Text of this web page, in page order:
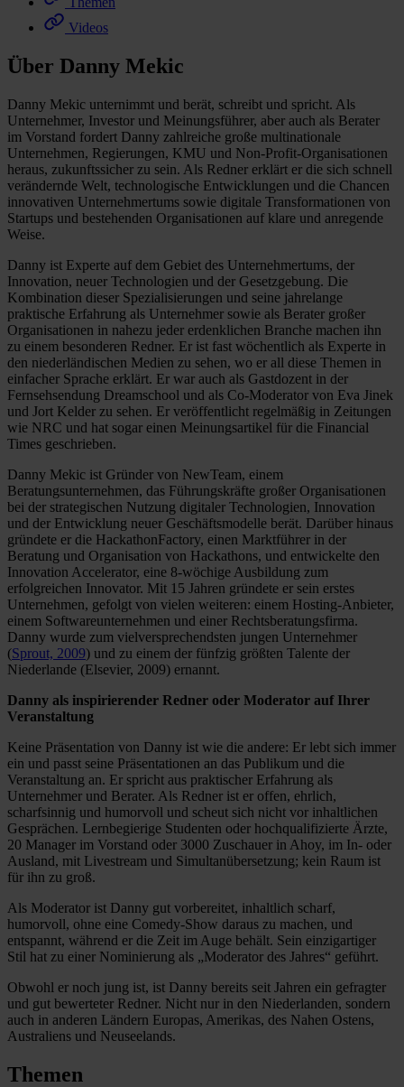
Videos
Über Danny Mekic
Danny Mekic unternimmt und berät, schreibt und spricht. Als
Unternehmer, Investor und Meinungsführer, aber auch als Berater
im Vorstand fordert Danny zahlreiche große multinationale
Unternehmen, Regierungen, KMU und Non-Profit-Organisationen
heraus, zukunftssicher zu sein. Als Redner erklärt er die sich schnell
verändernde Welt, technologische Entwicklungen und die Chancen
innovativen Unternehmertums sowie digitale Transformationen von
Startups und bestehenden Organisationen auf klare und anregende
Weise.
Danny ist Experte auf dem Gebiet des Unternehmertums, der
Innovation, neuer Technologien und der Gesetzgebung. Die
Kombination dieser Spezialisierungen und seine jahrelange
praktische Erfahrung als Unternehmer sowie als Berater großer
Organisationen in nahezu jeder erdenklichen Branche machen ihn
zu einem besonderen Redner. Er ist fast wöchentlich als Experte in
den niederländischen Medien zu sehen, wo er all diese Themen in
einfacher Sprache erklärt. Er war auch als Gastdozent in der
Fernsehsendung Dreamschool und als Co-Moderator von Eva Jinek
und Jort Kelder zu sehen. Er veröffentlicht regelmäßig in Zeitungen
wie NRC und hat sogar einen Meinungsartikel für die Financial
Times geschrieben.
Danny Mekic ist Gründer von NewTeam, einem
Beratungsunternehmen, das Führungskräfte großer Organisationen
bei der strategischen Nutzung digitaler Technologien, Innovation
und der Entwicklung neuer Geschäftsmodelle berät. Darüber hinaus
gründete er die HackathonFactory, einen Marktführer in der
Beratung und Organisation von Hackathons, und entwickelte den
Innovation Accelerator, eine 8-wöchige Ausbildung zum
erfolgreichen Innovator. Mit 15 Jahren gründete er sein erstes
Unternehmen, gefolgt von vielen weiteren: einem Hosting-Anbieter,
einem Softwareunternehmen und einer Rechtsberatungsfirma.
Danny wurde zum vielversprechendsten jungen Unternehmer
(Sprout, 2009) und zu einem der fünfzig größten Talente der
Niederlande (Elsevier, 2009) ernannt.
Danny als inspirierender Redner oder Moderator auf Ihrer
Veranstaltung
Keine Präsentation von Danny ist wie die andere: Er lebt sich immer
ein und passt seine Präsentationen an das Publikum und die
Veranstaltung an. Er spricht aus praktischer Erfahrung als
Unternehmer und Berater. Als Redner ist er offen, ehrlich,
scharfsinnig und humorvoll und scheut sich nicht vor inhaltlichen
Gesprächen. Lernbegierige Studenten oder hochqualifizierte Ärzte,
20 Manager im Vorstand oder 3000 Zuschauer in Ahoy, im In- oder
Ausland, mit Livestream und Simultanübersetzung; kein Raum ist
für ihn zu groß.
Als Moderator ist Danny gut vorbereitet, inhaltlich scharf,
humorvoll, ohne eine Comedy-Show daraus zu machen, und
entspannt, während er die Zeit im Auge behält. Sein einzigartiger
Stil hat zu einer Nominierung als „Moderator des Jahres“ geführt.
Obwohl er noch jung ist, ist Danny bereits seit Jahren ein gefragter
und gut bewerteter Redner. Nicht nur in den Niederlanden, sondern
auch in anderen Ländern Europas, Amerikas, des Nahen Ostens,
Australiens und Neuseelands.
Themen